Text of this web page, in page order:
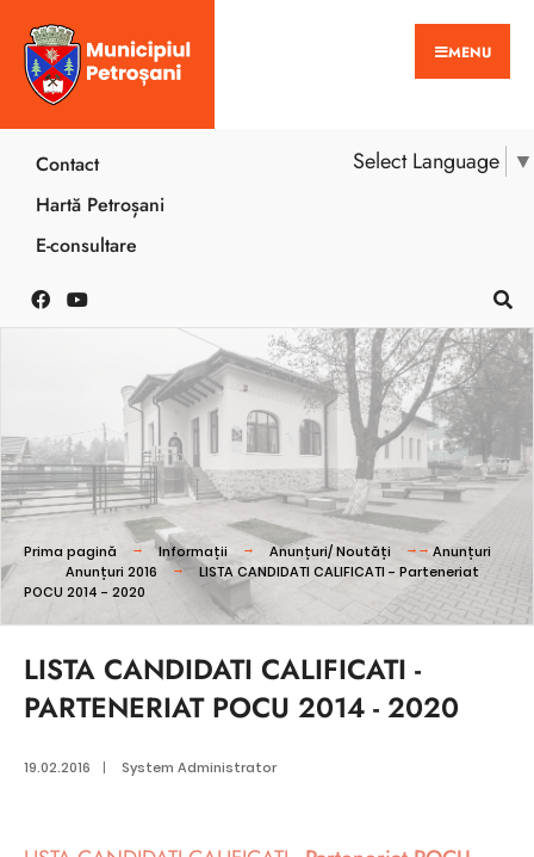
MENU
Select Language ▼
Contact
Hartă Petroșani
E-consultare
Prima pagină Informații Anunțuri/ Noutăți
Anunțuri
Anunțuri 2016
LISTA CANDIDATI CALIFICATI - Parteneriat
POCU 2014 - 2020
LISTA CANDIDATI CALIFICATI -
PARTENERIAT POCU 2014 - 2020
19.02.2016 | System Administrator